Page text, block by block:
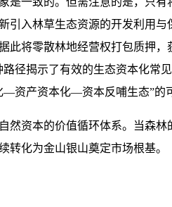
引入林草生态资源的开发利用
此将零散林地经营权打包质押
径揭示了有效的生态资本化常
资产资本化—资本反哺生态”的
然资本的价值循环体系。当森
转化为金山银山奠定市场根基。